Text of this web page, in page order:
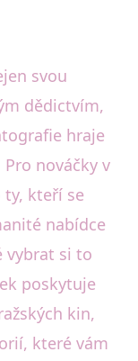
svou
dědictvím,
hraje
nováčky v
kteří se
nabídce
vybrat si to
poskytuje
kin,
které vám